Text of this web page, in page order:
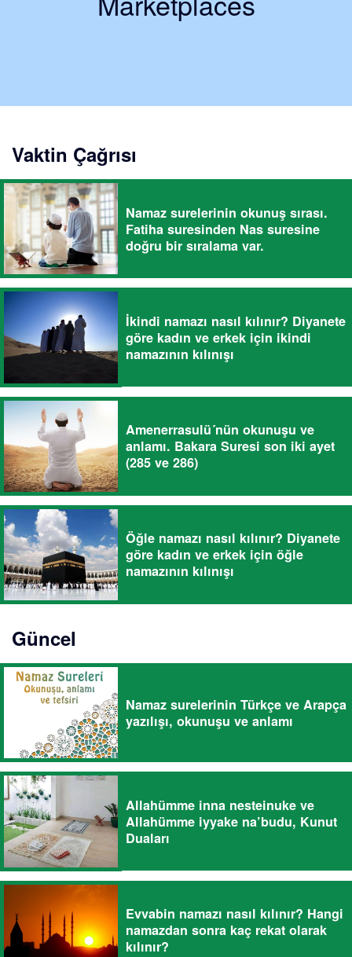
Vaktin Çağrısı
Namaz surelerinin okunuş sırası.
Fatiha suresinden Nas suresine
doğru bir sıralama var.
İkindi namazı nasıl kılınır? Diyanete
göre kadın ve erkek için ikindi
namazının kılınışı
Amenerrasulü´nün okunuşu ve
anlamı. Bakara Suresi son iki ayet
(285 ve 286)
Öğle namazı nasıl kılınır? Diyanete
göre kadın ve erkek için öğle
namazının kılınışı
Güncel
Namaz surelerinin Türkçe ve Arapça
yazılışı, okunuşu ve anlamı
Allahümme inna nesteinuke ve
Allahümme iyyake na’budu, Kunut
Duaları
Evvabin namazı nasıl kılınır? Hangi
namazdan sonra kaç rekat olarak
kılınır?